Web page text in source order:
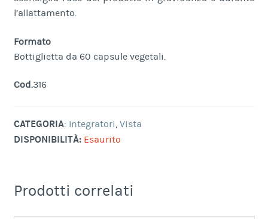
l’allattamento.
Formato
Bottiglietta da 60 capsule vegetali.
Cod.316
CATEGORIA: Integratori, Vista
DISPONIBILITÀ: Esaurito
Prodotti correlati